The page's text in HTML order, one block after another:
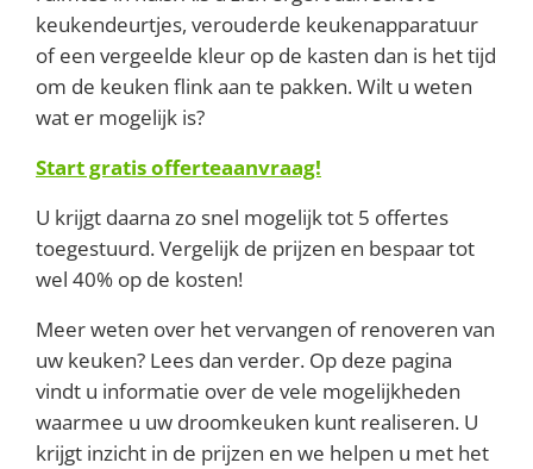
keukendeurtjes, verouderde keukenapparatuur
of een vergeelde kleur op de kasten dan is het tijd
om de keuken flink aan te pakken. Wilt u weten
wat er mogelijk is?
Start gratis offerteaanvraag!
U krijgt daarna zo snel mogelijk tot 5 offertes
toegestuurd. Vergelijk de prijzen en bespaar tot
wel 40% op de kosten!
Meer weten over het vervangen of renoveren van
uw keuken? Lees dan verder. Op deze pagina
vindt u informatie over de vele mogelijkheden
waarmee u uw droomkeuken kunt realiseren. U
krijgt inzicht in de prijzen en we helpen u met het